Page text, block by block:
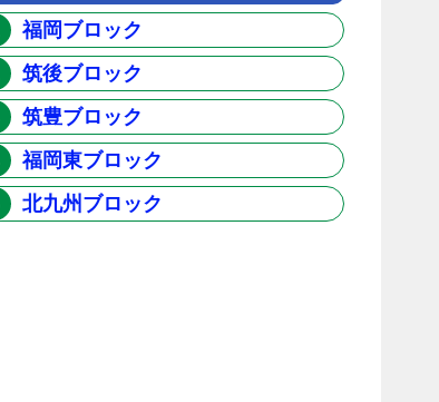
福岡ブロック
筑後ブロック
筑豊ブロック
福岡東ブロック
北九州ブロック